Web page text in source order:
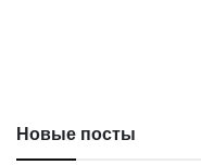
Новые посты